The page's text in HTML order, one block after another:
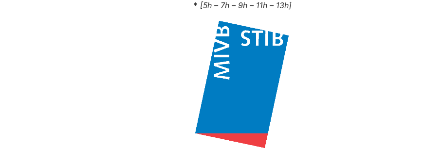
* [5h – 7h – 9h – 11h – 13h]